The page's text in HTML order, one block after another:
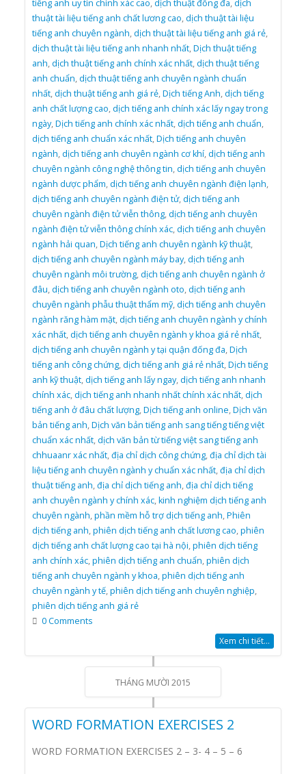
tiếng anh uy tín chính xác cao,dịch thuật đống đa,dịch
thuật tài liệu tiếng anh chất lương cao,dịch thuật tài liệu
tiếng anh chuyên ngành,dịch thuật tài liệu tiếng anh giá rẻ,
dịch thuật tài liệu tiếng anh nhanh nhất,Dịch thuật tiếng
anh,dịch thuật tiếng anh chính xác nhất,dịch thuật tiếng
anh chuẩn,dịch thuật tiếng anh chuyên ngành chuẩn
nhất,dịch thuật tiếng anh giá rẻ,Dịch tiếng Anh,dịch tiếng
anh chất lượng cao,dịch tiếng anh chính xác lấy ngay trong
ngày,Dịch tiếng anh chính xác nhất,dịch tiếng anh chuẩn,
dịch tiếng anh chuẩn xác nhất,Dịch tiếng anh chuyên
ngành,dịch tiếng anh chuyên ngành cơ khí,dịch tiếng anh
chuyên ngành công nghệ thông tin,dịch tiếng anh chuyên
ngành dược phẩm,dịch tiếng anh chuyên ngành điện lạnh,
dịch tiếng anh chuyên ngành điện tử,dịch tiếng anh
chuyên ngành điện tử viễn thông,dịch tiếng anh chuyên
ngành điện tử viễn thông chính xác,dịch tiếng anh chuyên
ngành hải quan,Dịch tiếng anh chuyên ngành kỹ thuật,
dịch tiếng anh chuyên ngành máy bay,dịch tiếng anh
chuyên ngành môi trường,dịch tiếng anh chuyên ngành ở
đâu,dịch tiếng anh chuyên ngành oto,dịch tiếng anh
chuyên ngành phẫu thuật thẩm mỹ,dịch tiếng anh chuyên
ngành răng hàm mặt,dịch tiếng anh chuyên ngành y chính
xác nhất,dịch tiếng anh chuyên ngành y khoa giá rẻ nhất,
dịch tiếng anh chuyên ngành y tại quận đống đa,Dịch
tiếng anh công chứng,dịch tiếng anh giá rẻ nhất,Dịch tiếng
anh kỹ thuật,dịch tiếng anh lấy ngay,dịch tiếng anh nhanh
chính xác,dịch tiếng anh nhanh nhất chính xác nhất,dịch
tiếng anh ở đâu chất lượng,Dịch tiếng anh online,Dịch văn
bản tiếng anh,Dịch văn bản tiếng anh sang tiếng tiếng việt
chuẩn xác nhất,dịch văn bản từ tiếng việt sang tiếng anh
chhuaanr xác nhất,địa chỉ dịch công chứng,địa chỉ dịch tài
liệu tiếng anh chuyên ngành y chuẩn xác nhất,địa chỉ dịch
thuật tiếng anh,địa chỉ dịch tiếng anh,địa chỉ dịch tiếng
anh chuyên ngành y chính xác,kinh nghiệm dịch tiếng anh
chuyên ngành,phần mềm hỗ trợ dịch tiếng anh,Phiên
dịch tiếng anh,phiên dịch tiếng anh chất lương cao,phiên
dịch tiếng anh chất lượng cao tại hà nội,phiên dịch tiếng
anh chính xác,phiên dịch tiếng anh chuẩn,phiên dịch
tiếng anh chuyên ngành y khoa,phiên dịch tiếng anh
chuyên ngành y tế,phiên dịch tiếng anh chuyên nghiệp,
phiên dịch tiếng anh giá rẻ
0 Comments
Xem chi tiết...
THÁNG MƯỜI 2015
WORD FORMATION EXERCISES 2
WORD FORMATION EXERCISES 2 – 3- 4 – 5 – 6